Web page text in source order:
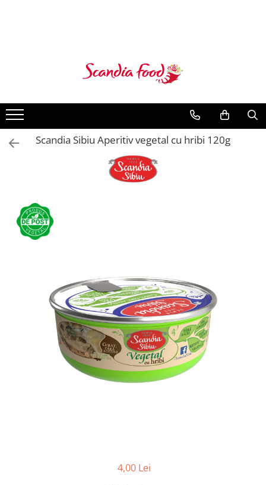
Scandia Sibiu Aperitiv vegetal cu hribi 120g
4,00 Lei